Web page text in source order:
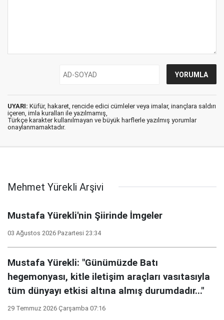
UYARI: Küfür, hakaret, rencide edici cümleler veya imalar, inançlara saldırı
içeren, imla kuralları ile yazılmamış,
Türkçe karakter kullanılmayan ve büyük harflerle yazılmış yorumlar
onaylanmamaktadır.
Mehmet Yürekli Arşivi
Mustafa Yürekli'nin Şiirinde İmgeler
03 Ağustos 2026 Pazartesi 23:34
Mustafa Yürekli: "Günümüzde Batı
hegemonyası, kitle iletişim araçları vasıtasıyla
tüm dünyayı etkisi altına almış durumdadır..."
29 Temmuz 2026 Çarşamba 07:16